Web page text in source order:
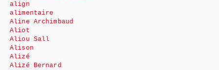
align
alimentaire
Aline Archimbaud
Aliot
Aliou Sall
Alison
Alizé
Alizé Bernard